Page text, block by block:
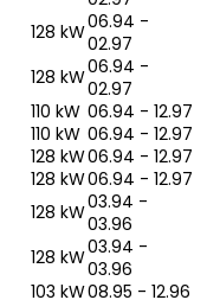
128 kW06.94 -
02.97
128 kW06.94 -
02.97
110 kW 06.94 - 12.97
110 kW 06.94 - 12.97
128 kW06.94 - 12.97
128 kW06.94 - 12.97
128 kW03.94 -
03.96
128 kW03.94 -
03.96
103 kW08.95 - 12.96